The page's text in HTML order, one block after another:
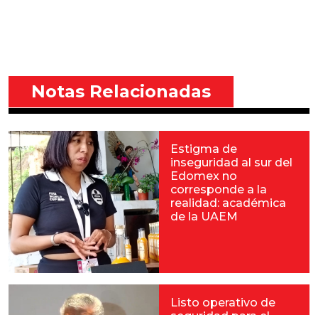
Notas Relacionadas
Estigma de
inseguridad al sur del
Edomex no
corresponde a la
realidad: académica
de la UAEM
Listo operativo de